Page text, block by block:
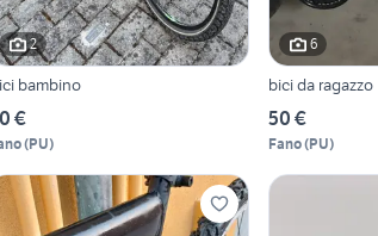
2
bambino
€
(PU)
6
bici da ragazzo
50 €
Fano(PU)